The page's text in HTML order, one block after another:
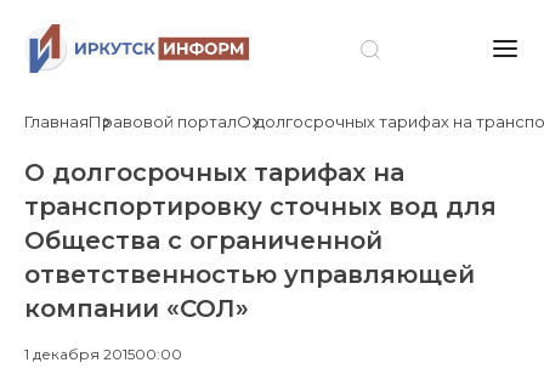
ГлавнаяПравовой порталО долгосрочных тарифах на
О долгосрочных тарифах на
транспортировку сточных вод для
Общества с ограниченной
ответственностью управляющей
компании «СОЛ»
1 декабря 201500:00